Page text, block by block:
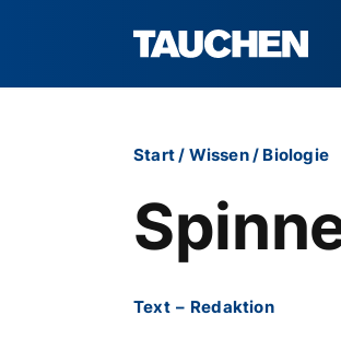
Start/ Wissen/ Biologie
Text – Redaktion